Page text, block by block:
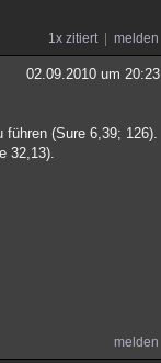
1x zitiert melden
02.09.2010 um 20:23
(Sure 6,39; 126).
32,13).
melden